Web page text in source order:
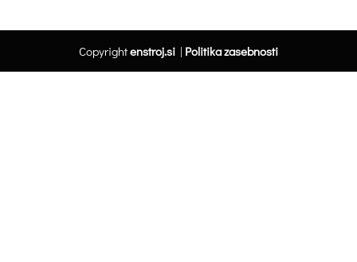
Copyrightenstroj.si| Politika zasebnosti